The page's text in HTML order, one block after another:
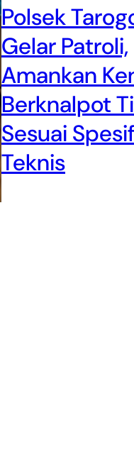
Polsek
Gelar Patroli,
Amankan
Berknalpot
Sesuai
Teknis